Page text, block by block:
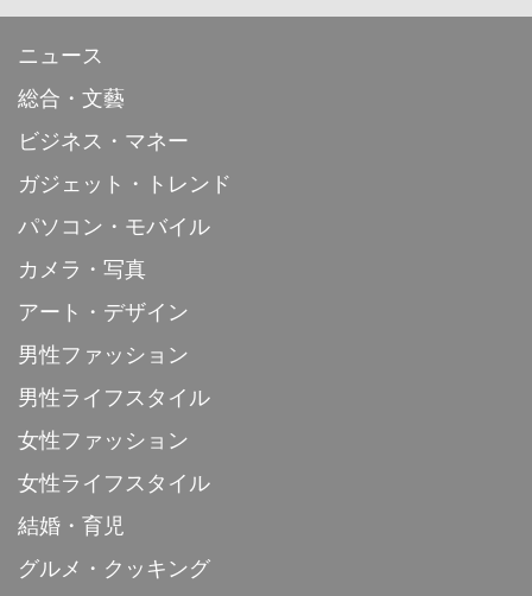
ニュース
総合・文藝
ビジネス・マネー
ガジェット・トレンド
パソコン・モバイル
カメラ・写真
アート・デザイン
男性ファッション
男性ライフスタイル
女性ファッション
女性ライフスタイル
結婚・育児
グルメ・クッキング